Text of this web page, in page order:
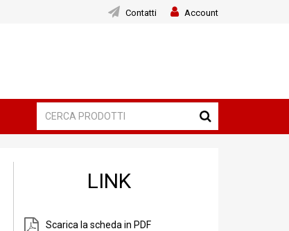
Account
Contatti
LINK
Scarica la scheda in PDF